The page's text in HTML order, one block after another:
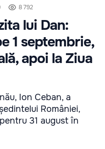
8 792
lui Dan:
1 septembrie,
apoi la Ziua
Ion Ceban, a
României,
31 august în